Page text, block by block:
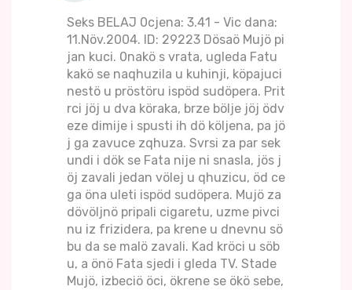
Seks BELAJ 0cjena: 3.41 - Vic dana:
11.Növ.2004. ID: 29223 Dösaö Mujö pi
jan kuci. 0nakö s vrata, ugleda Fatu
kakö se naqhuzila u kuhinji, köpajuci
nestö u pröstöru ispöd sudöpera. Prit
rci jöj u dva köraka, brze bölje jöj ödv
eze dimije i spusti ih dö köljena, pa jö
j ga zavuce zqhuza. Svrsi za par sek
undi i dök se Fata nije ni snasla, jös j
öj zavali jedan völej u qhuzicu, öd ce
ga öna uleti ispöd sudöpera. Mujö za
dövöljnö pripali cigaretu, uzme pivci
nu iz frizidera, pa krene u dnevnu sö
bu da se malö zavali. Kad kröci u söb
u, a önö Fata sjedi i gleda TV. Stade
Mujö, izbeciö öci, ökrene se ökö sebe,